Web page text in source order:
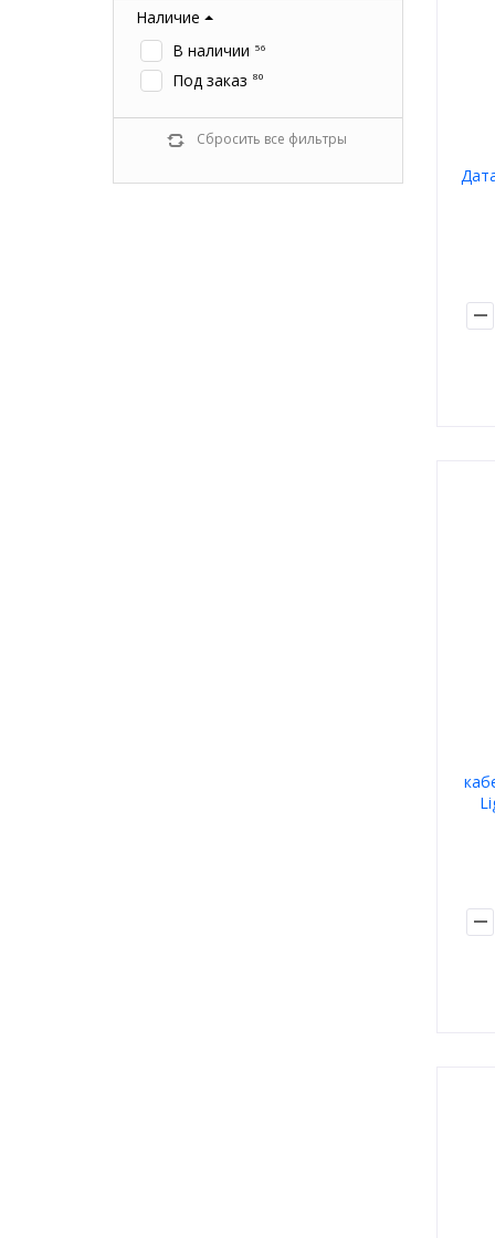
Smartbuy
Наличие
В наличии 56
Под заказ 80
Сбросить все фильтры